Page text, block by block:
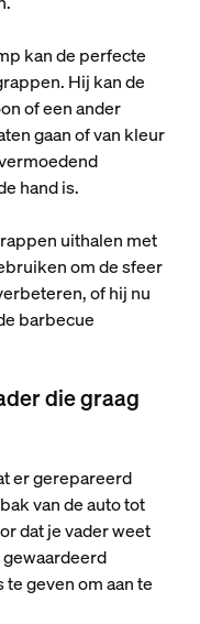
kan de perfecte
Hij kan de
of een ander
gaan of van kleur
hand is.
uithalen met
om de sfeer
of hij nu
barbecue
die graag
er gerepareerd
van de auto tot
dat je vader weet
gewaardeerd
geven om aan te